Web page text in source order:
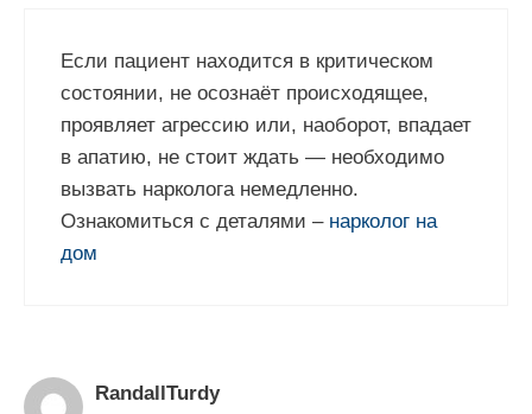
Если пациент находится в критическом
состоянии, не осознаёт происходящее,
проявляет агрессию или, наоборот, впадает
в апатию, не стоит ждать — необходимо
вызвать нарколога немедленно.
Ознакомиться с деталями – нарколог на
дом
RandallTurdy